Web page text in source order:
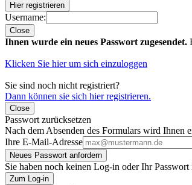
Hier registrieren
Username:
Close
Ihnen wurde ein neues Passwort zugesendet.
Klicken Sie hier um sich einzuloggen
Sie sind noch nicht registriert?
Dann können sie sich hier registrieren.
Close
Passwort zurücksetzen
Nach dem Absenden des Formulars wird Ihnen
Ihre E-Mail-Adresse
Neues Passwort anfordern
Sie haben noch keinen Log-in oder Ihr Passwort
Zum Log-in